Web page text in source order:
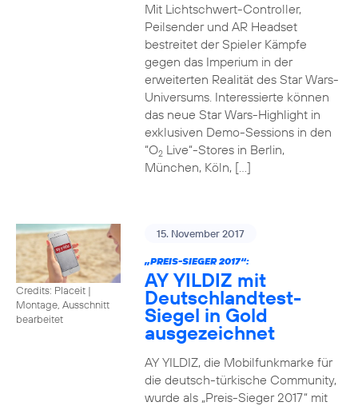
Mit Lichtschwert-Controller,
Peilsender und AR Headset
bestreitet der Spieler Kämpfe
gegen das Imperium in der
erweiterten Realität des Star Wars-
Universums. Interessierte können
das neue Star Wars-Highlight in
exklusiven Demo-Sessions in den
“O2Live“-Stores in Berlin,
München, Köln, […]
Credits: Placeit |
Montage, Ausschnitt
bearbeitet
15. November 2017
„PREIS-SIEGER 2017“:
AY YILDIZ mit
Deutschlandtest-
Siegel in Gold
ausgezeichnet
AY YILDIZ, die Mobilfunkmarke für
die deutsch-türkische Community,
wurde als „Preis-Sieger 2017“ mit